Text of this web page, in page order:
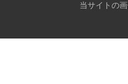
当サイトの